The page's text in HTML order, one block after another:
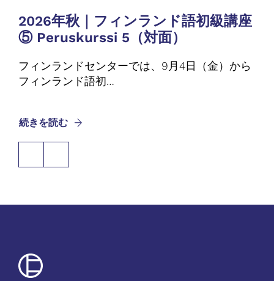
2026年秋｜フィンランド語初級講座
⑤ Peruskurssi 5（対面）
フィンランドセンターでは、9月4日（金）から
フィンランド語初…
続きを読む